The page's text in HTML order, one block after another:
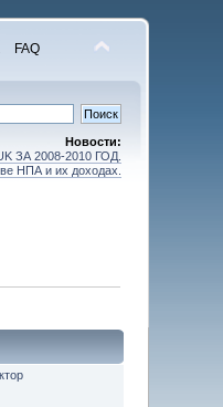
FAQ
Новости:
ЗА 2008-2010 ГОД.
НПА и их доходах.